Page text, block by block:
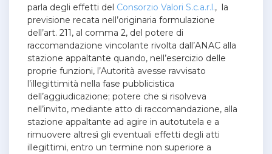
parla degli effetti del Consorzio Valori S.c.a.r.l., la
previsione recata nell’originaria formulazione
dell’art. 211, al comma 2, del potere di
raccomandazione vincolante rivolta dall’ANAC alla
stazione appaltante quando, nell’esercizio delle
proprie funzioni, l’Autorità avesse ravvisato
l’illegittimità nella fase pubblicistica
dell’aggiudicazione; potere che si risolveva
nell’invito, mediante atto di raccomandazione, alla
stazione appaltante ad agire in autotutela e a
rimuovere altresì gli eventuali effetti degli atti
illegittimi, entro un termine non superiore a